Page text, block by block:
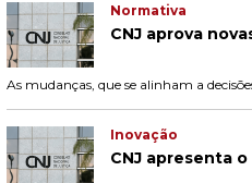
Normativa
CNJ aprova
As mudanças, que se alinham a
Inovação
CNJ apresenta